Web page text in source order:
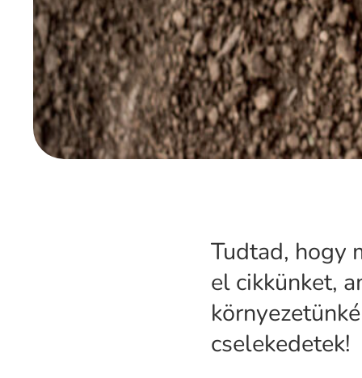
Tudtad, hogy
el cikkünket,
cselekedetek!